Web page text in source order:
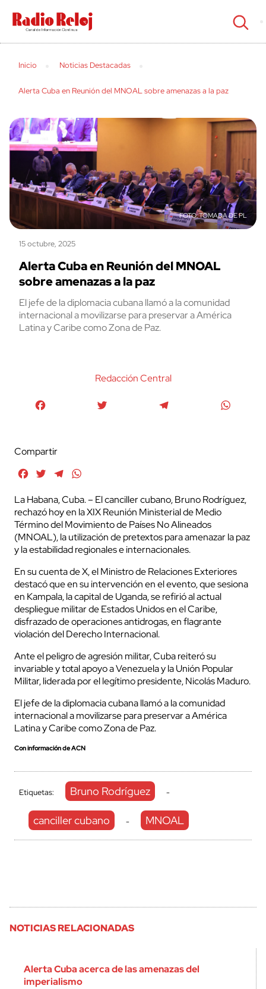
cerrar
Inicio Noticias Destacadas
Alerta Cuba en Reunión del MNOAL sobre amenazas a la paz
TOMADA DE PL
15 octubre, 2025
Alerta Cuba en Reunión del MNOAL
sobre amenazas a la paz
El jefe de la diplomacia cubana llamó a la comunidad
internacional a movilizarse para preservar a América
Latina y Caribe como Zona de Paz.
Redacción Central
Compartir
FacebookTwitterTelegram
La Habana, Cuba. – El canciller cubano, Bruno Rodríguez,
rechazó hoy en la XIX Reunión Ministerial de Medio
Término del Movimiento de Países No Alineados
(MNOAL), la utilización de pretextos para amenazar la paz
y la estabilidad regionales e internacionales.
En su cuenta de X, el Ministro de Relaciones Exteriores
destacó que en su intervención en el evento, que sesiona
en Kampala, la capital de Uganda, se refirió al actual
despliegue militar de Estados Unidos en el Caribe,
disfrazado de operaciones antidrogas, en flagrante
violación del Derecho Internacional.
Ante el peligro de agresión militar, Cuba reiteró su
invariable y total apoyo a Venezuela y la Unión Popular
Militar, liderada por el legítimo presidente, Nicolás Maduro.
El jefe de la diplomacia cubana llamó a la comunidad
internacional a movilizarse para preservar a América
Latina y Caribe como Zona de Paz.
Con información de ACN
Etiquetas: Bruno Rodríguez -
canciller cubano - MNOAL
NOTICIAS RELACIONADAS
Alerta Cuba acerca de las amenazas del
imperialismo